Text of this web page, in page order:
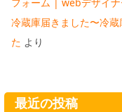
フォーム | webデザイ
冷蔵庫届きました〜冷
た より
最近の投稿